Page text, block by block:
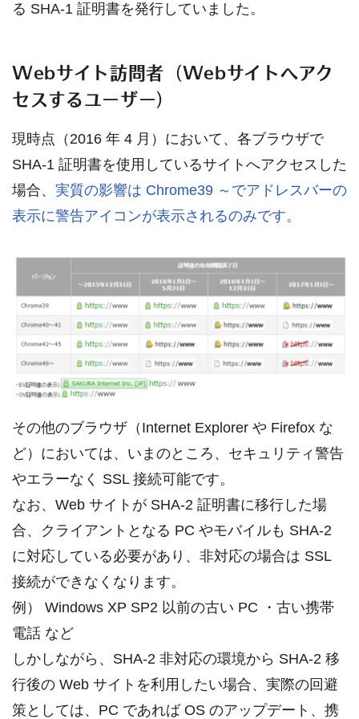
る SHA-1 証明書を発行していました。
Webサイト訪問者（Webサイトへアク
セスするユーザー）
現時点（2016 年 4 月）において、各ブラウザで
SHA-1 証明書を使用しているサイトへアクセスした
場合、 実質の影響は Chrome39 ～でアドレスバーの
表示に警告アイコンが表示されるのみです。
その他のブラウザ（Internet Explorer や Firefox な
ど）においては、いまのところ、セキュリティ警告
やエラーなく SSL 接続可能です。
なお、Web サイトが SHA-2 証明書に移行した場
合、クライアントとなる PC やモバイルも SHA-2
に対応している必要があり、非対応の場合は SSL
接続ができなくなります。
例） Windows XP SP2 以前の古い PC ・古い携帯
電話 など
しかしながら、SHA-2 非対応の環境から SHA-2 移
行後の Web サイトを利用したい場合、実際の回避
策としては、PC であれば OS のアップデート、携